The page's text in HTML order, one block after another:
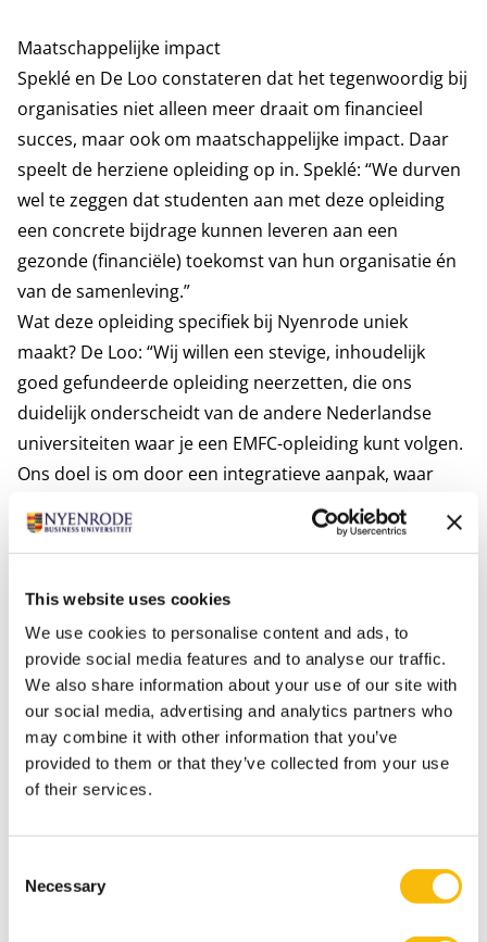
This website uses cookies
We use cookies to personalise content and ads, to
provide social media features and to analyse our traffic.
We also share information about your use of our site with
our social media, advertising and analytics partners who
may combine it with other information that you’ve
provided to them or that they’ve collected from your use
of their services.
Selection
Necessary
Maatschappelijke impact
Speklé en De Loo constateren dat het tegenwoordig bij
organisaties niet alleen meer draait om financieel
succes, maar ook om maatschappelijke impact. Daar
speelt de herziene opleiding op in. Speklé: “We durven
wel te zeggen dat studenten aan met deze opleiding
een concrete bijdrage kunnen leveren aan een
gezonde (financiële) toekomst van hun organisatie én
van de samenleving.”
Wat deze opleiding specifiek bij Nyenrode uniek
maakt? De Loo: “Wij willen een stevige, inhoudelijk
goed gefundeerde opleiding neerzetten, die ons
duidelijk onderscheidt van de andere Nederlandse
universiteiten waar je een EMFC-opleiding kunt volgen.
Ons doel is om door een integratieve aanpak, waar
transformatief onderwijs en transformationeel
leiderschap als financial centraal staan, een opleiding
organisatorische en maatschappelijke impact heeft.”
Meer weten over onze of specifiek over de
vernieuwde RC-opleiding? Neem dan contact op
met programma-adviseur Majbritt Rodenburg
viacontrolling@nyenrode.nl
Innovation Institute vind jehier.